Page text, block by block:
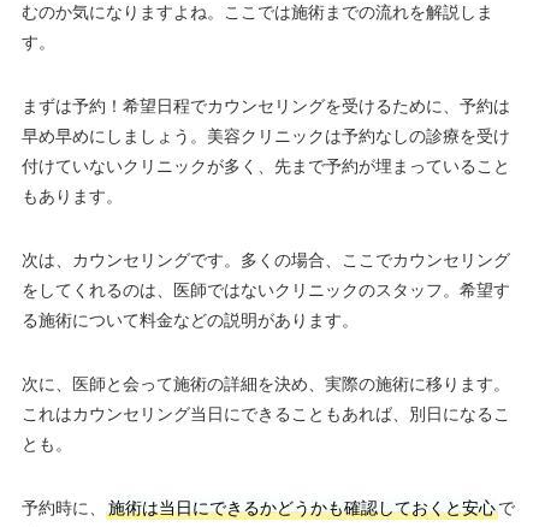
むのか気になりますよね。ここでは施術までの流れを解説しま
す。
まずは予約！希望日程でカウンセリングを受けるために、予約は
早め早めにしましょう。美容クリニックは予約なしの診療を受け
付けていないクリニックが多く、先まで予約が埋まっていること
もあります。
次は、カウンセリングです。多くの場合、ここでカウンセリング
をしてくれるのは、医師ではないクリニックのスタッフ。希望す
る施術について料金などの説明があります。
次に、医師と会って施術の詳細を決め、実際の施術に移ります。
これはカウンセリング当日にできることもあれば、別日になるこ
とも。
予約時に、 施術は当日にできるかどうかも確認しておくと安心で